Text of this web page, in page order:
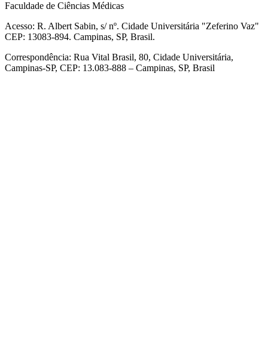
Faculdade de Ciências Médicas
Acesso: R. Albert Sabin, s/ nº. Cidade Universitária "Zeferino Vaz"
CEP: 13083-894. Campinas, SP, Brasil.
Correspondência: Rua Vital Brasil, 80, Cidade Universitária,
Campinas-SP, CEP: 13.083-888 – Campinas, SP, Brasil